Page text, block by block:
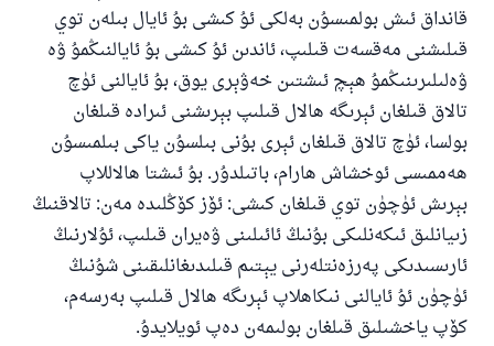
قانداق ئىش بولمىسۇن بەلكى ئۇ كىشى بۇ ئايال بىلەن توي
قىلىشنى مەقسەت قىلىپ، ئاندىن ئۇ كىشى بۇ ئايالنىڭمۇ ۋە
ۋەلىلىرىنىڭمۇ ھېچ ئىشتىن خەۋېرى يوق، بۇ ئايالنى ئۈچ
تالاق قىلغان ئېرىگە ھالال قىلىپ بېرىشنى ئىرادە قىلغان
بولسا، ئۈچ تالاق قىلغان ئېرى بۇنى بىلسۇن ياكى بىلمىسۇن
ھەممىسى ئوخشاش ھارام، باتىلدۇر. بۇ ئىشتا ھالاللاپ
بېرىش ئۈچۈن توي قىلغان كىشى: ئۆز كۆڭلىدە مەن: تالاقنىڭ
زىيانلىق ئىكەنلىكى بۇنىڭ ئائىلىنى ۋەيران قىلىپ، ئۇلارنىڭ
ئارىسىدىكى پەرزەنتلەرنى يېتىم قىلىدىغانلىقىنى شۇنىڭ
ئۈچۈن ئۇ ئايالنى نىكاھلاپ ئېرىگە ھالال قىلىپ بەرسەم،
كۆپ ياخشىلىق قىلغان بولىمەن دەپ ئويلايدۇ.